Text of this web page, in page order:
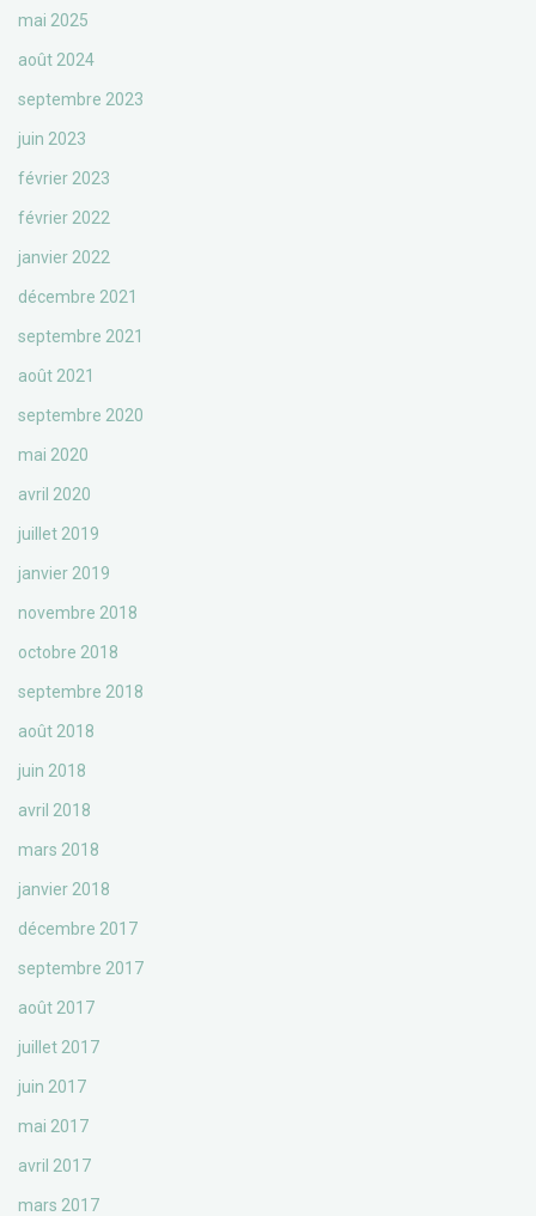
mai 2025
août 2024
septembre 2023
juin 2023
février 2023
février 2022
janvier 2022
décembre 2021
septembre 2021
août 2021
septembre 2020
mai 2020
avril 2020
juillet 2019
janvier 2019
novembre 2018
octobre 2018
septembre 2018
août 2018
juin 2018
avril 2018
mars 2018
janvier 2018
décembre 2017
septembre 2017
août 2017
juillet 2017
juin 2017
mai 2017
avril 2017
mars 2017